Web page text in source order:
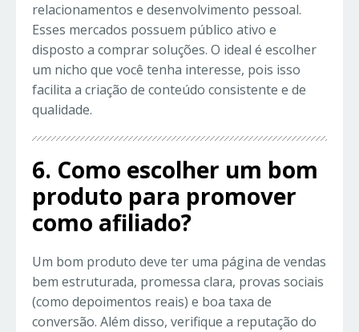
relacionamentos e desenvolvimento pessoal.
Esses mercados possuem público ativo e
disposto a comprar soluções. O ideal é escolher
um nicho que você tenha interesse, pois isso
facilita a criação de conteúdo consistente e de
qualidade.
6. Como escolher um bom
produto para promover
como afiliado?
Um bom produto deve ter uma página de vendas
bem estruturada, promessa clara, provas sociais
(como depoimentos reais) e boa taxa de
conversão. Além disso, verifique a reputação do